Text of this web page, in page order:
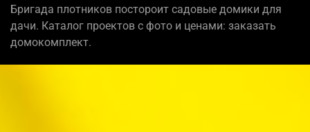
Бригада плотников постороит садовые домики для
дачи. Каталог проектов с фото и ценами: заказать
домокомплект.